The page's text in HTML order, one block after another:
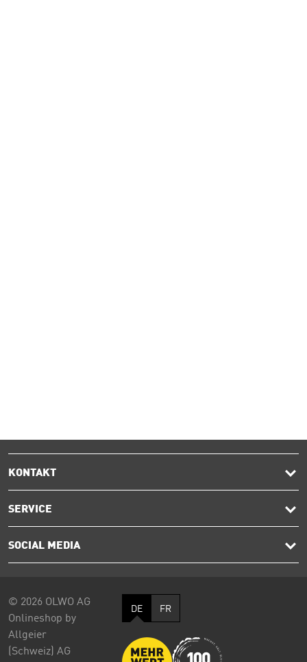
KONTAKT
SERVICE
SOCIAL MEDIA
© 2026 OLWO AG
Onlineshop by
Allgeier
(Schweiz) AG
DE FR